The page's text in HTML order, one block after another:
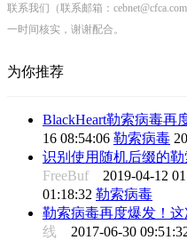
联系我们（联系邮箱：
一时间核实，谢谢配合。
为你推荐
BlackHeart勒索病毒再
16 08:54:06 勒索病毒
识别使用随机后缀的勒
FreeBuf 2019-04-12
01:18:32 勒索病毒
勒索病毒再度爆发！
线 2017-06-30